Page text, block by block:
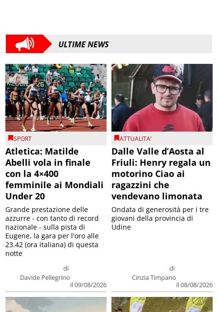
ULTIME NEWS
SPORT
Atletica: Matilde
Abelli vola in finale
con la 4×400
femminile ai Mondiali
Under 20
di
Davide Pellegrino
il 09/08/2026
Grande prestazione delle
azzurre - con tanto di record
nazionale - sulla pista di
Eugene, la gara per l'oro alle
23.42 (ora italiana) di questa
notte
ATTUALITA'
Dalle Valle d’Aosta al
Friuli: Henry regala un
motorino Ciao ai
ragazzini che
vendevano limonata
di
Cinzia Timpano
il 08/08/2026
Ondata di generosità per i tre
giovani della provincia di
Udine